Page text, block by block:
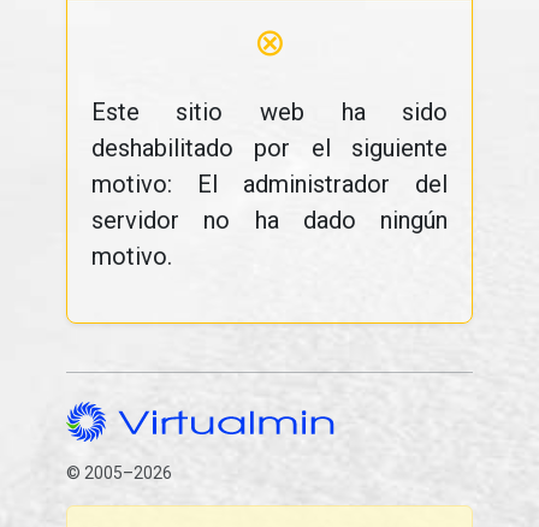
⊗
Este sitio web ha sido
deshabilitado por el siguiente
motivo: El administrador del
servidor no ha dado ningún
motivo.
© 2005–2026